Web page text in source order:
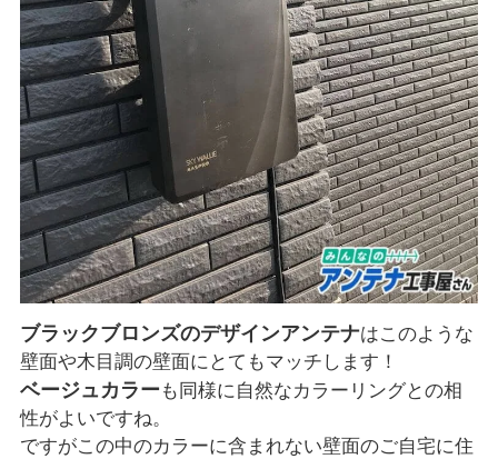
ブラックブロンズのデザインアンテナはこのような
壁面や木目調の壁面にとてもマッチします！
ベージュカラーも同様に自然なカラーリングとの相
性がよいですね。
ですがこの中のカラーに含まれない壁面のご自宅に住